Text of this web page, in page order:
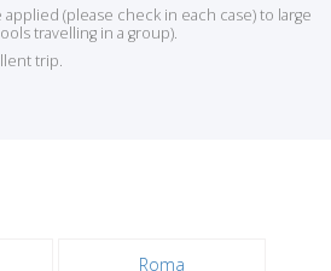
(please check in each case) to large
travelling in a group).
trip.
Roma